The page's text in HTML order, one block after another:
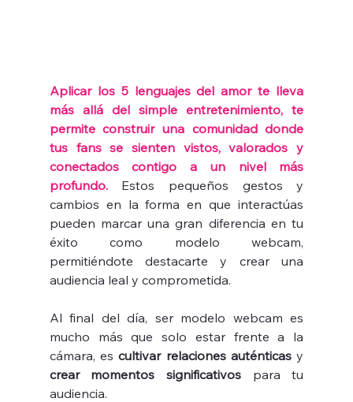
Aplicar los 5 lenguajes del amor te lleva
más allá del simple entretenimiento, te
permite construir una comunidad donde
tus fans se sienten vistos, valorados y
conectados contigo a un nivel más
profundo. Estos pequeños gestos y
cambios en la forma en que interactúas
pueden marcar una gran diferencia en tu
éxito como modelo webcam,
permitiéndote destacarte y crear una
audiencia leal y comprometida.
Al final del día, ser modelo webcam es
mucho más que solo estar frente a la
cámara, es cultivar relaciones auténticas
crear momentos significativos para tu
audiencia.